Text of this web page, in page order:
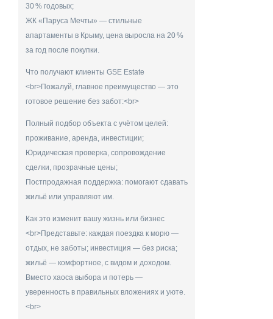
30 % годовых;
ЖК «Паруса Мечты» — стильные
апартаменты в Крыму, цена выросла на 20 %
за год после покупки.
Что получают клиенты GSE Estate
<br>Пожалуй, главное преимущество — это
готовое решение без забот:<br>
Полный подбор объекта с учётом целей:
проживание, аренда, инвестиции;
Юридическая проверка, сопровождение
сделки, прозрачные цены;
Постпродажная поддержка: помогают сдавать
жильё или управляют им.
Как это изменит вашу жизнь или бизнес
<br>Представьте: каждая поездка к морю —
отдых, не заботы; инвестиция — без риска;
жильё — комфортное, с видом и доходом.
Вместо хаоса выбора и потерь —
уверенность в правильных вложениях и уюте.
<br>